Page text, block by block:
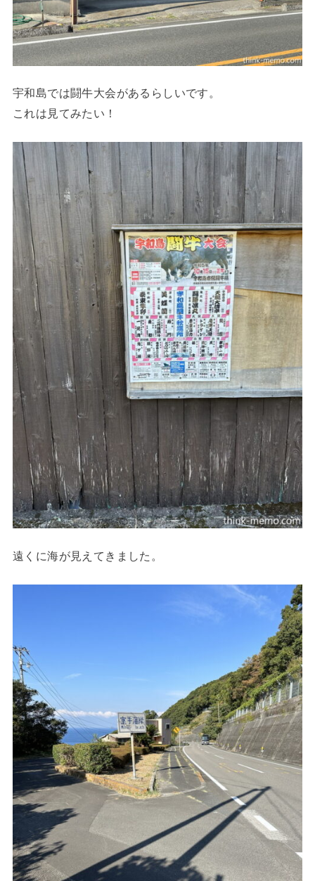
宇和島では闘牛大会があるらしいです。
これは見てみたい！
遠くに海が見えてきました。